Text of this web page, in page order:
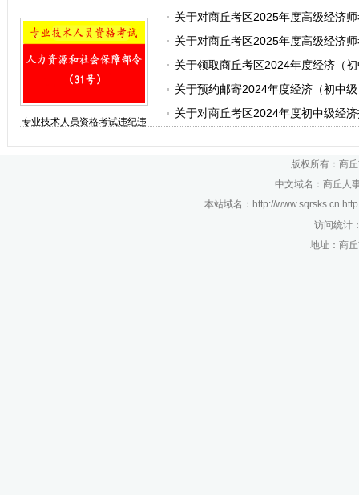
察院关于办理组织考试作弊等
刑事案件
关于对商丘考区2025年度高级经济
关于对商丘考区2025年度高级经济
关于领取商丘考区2024年度经济（
关于预约邮寄2024年度经济（初中
关于对商丘考区2024年度初中级经
专业技术人员资格考试违纪违
版权所有：商
中文域名：商丘人
本站域名：http://www.sqrsks.cn
访问统计
地址：商